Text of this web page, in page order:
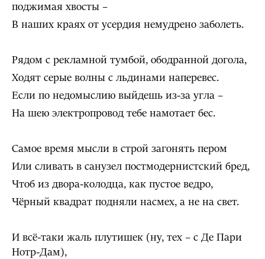
поджимая хвосты –
В наших краях от усердия немудрено заболеть.
Рядом с рекламной тумбой, ободранной догола,
Ходят серые волны с льдинами наперевес.
Если по недомыслию выйдешь из-за угла –
На шею электропровод тебе намотает бес.
Самое время мысли в строй загонять пером
Или сливать в санузел постмодернистский бред,
Чтоб из двора-колодца, как пустое ведро,
Чёрный квадрат подняли насмех, а не на свет.
И всё-таки жаль плутишек (ну, тех – с Де Пари
Нотр-Дам),